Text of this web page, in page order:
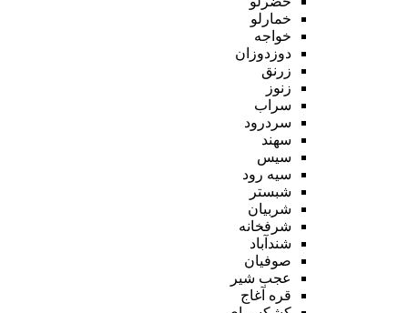
خمارلو
خواجه
دوزدوزان
زرنق
زنوز
سراب
سردرود
سهند
سیس
سیه رود
شبستر
شربیان
شرفخانه
شندآباد
صوفیان
عجب شیر
قره آغاج